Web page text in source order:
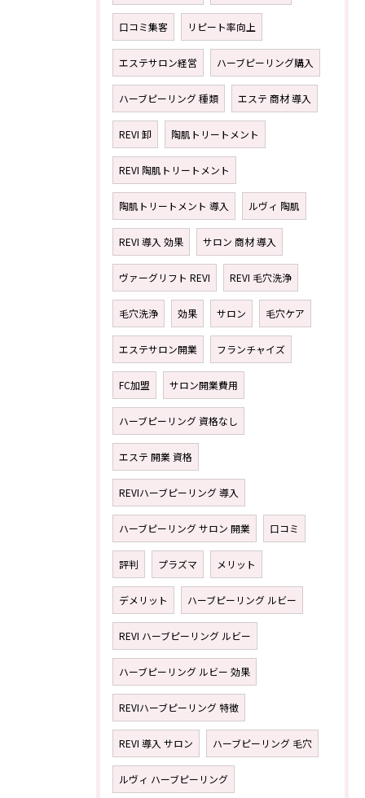
口コミ集客 リピート率向上
エステサロン経営 ハーブピーリング購入
ハーブピーリング 種類 エステ 商材 導入
REVI 卸 陶肌トリートメント
REVI 陶肌トリートメント
陶肌トリートメント 導入 ルヴィ 陶肌
REVI 導入 効果 サロン 商材 導入
ヴァーグリフト REVI REVI 毛穴洗浄
毛穴洗浄 効果 サロン 毛穴ケア
エステサロン開業 フランチャイズ
FC加盟 サロン開業費用
ハーブピーリング 資格なし
エステ 開業 資格
REVIハーブピーリング 導入
ハーブピーリング サロン 開業 口コミ
評判 プラズマ メリット
デメリット ハーブピーリング ルビー
REVI ハーブピーリング ルビー
ハーブピーリング ルビー 効果
REVIハーブピーリング 特徴
REVI 導入 サロン ハーブピーリング 毛穴
ルヴィ ハーブピーリング